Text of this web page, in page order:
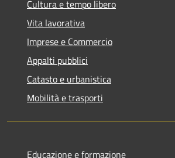
Cultura e tempo libero
Vita lavorativa
Imprese e Commercio
Appalti pubblici
Catasto e urbanistica
Mobilità e trasporti
Educazione e formazione